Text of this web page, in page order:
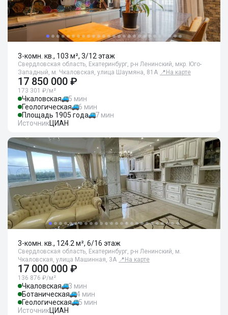
3-комн. кв., 103 м², 3/12 этаж
Свердловская область, Екатеринбург, р-н Ленинский, мкр. Юго-
Западный, м. Чкаловская, улица Шаумяна, 81А 📍 На карте
17 850 000 ₽
173 301 ₽/м²
Чкаловская
5 мин
Геологическая
6 мин
Площадь 1905 года
7 мин
ИсточникЦИАН
3-комн. кв., 124.2 м², 6/16 этаж
Свердловская область, Екатеринбург, р-н Ленинский, м.
Чкаловская, улица Машинная, 3А 📍 На карте
17 000 000 ₽
136 876 ₽/м²
Чкаловская
3 мин
Ботаническая
4 мин
Геологическая
5 мин
ИсточникЦИАН